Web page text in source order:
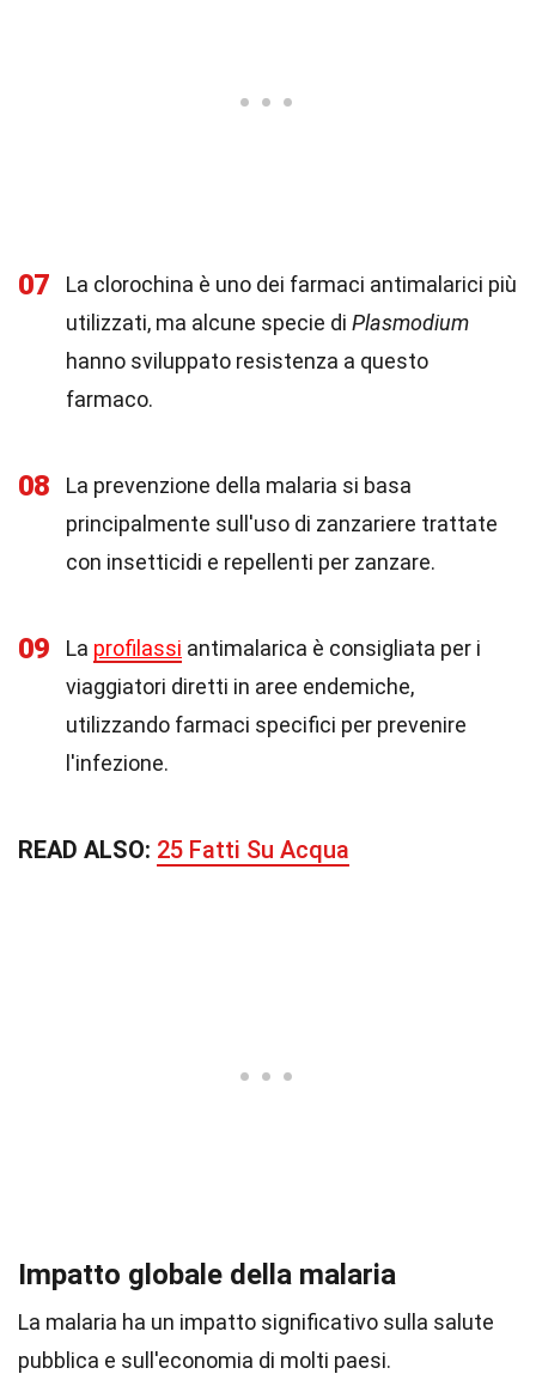
07
La clorochina è uno dei farmaci antimalarici più
utilizzati, ma alcune specie di Plasmodium
hanno sviluppato resistenza a questo
farmaco.
08
La prevenzione della malaria si basa
principalmente sull'uso di zanzariere trattate
con insetticidi e repellenti per zanzare.
09 La profilassi antimalarica è consigliata per i
viaggiatori diretti in aree endemiche,
utilizzando farmaci specifici per prevenire
l'infezione.
READ ALSO: 25 Fatti Su Acqua
Impatto globale della malaria
La malaria ha un impatto significativo sulla salute
pubblica e sull'economia di molti paesi.